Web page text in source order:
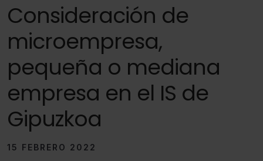
Consideración de
microempresa,
pequeña o mediana
empresa en el IS de
Gipuzkoa
15 FEBRERO 2022